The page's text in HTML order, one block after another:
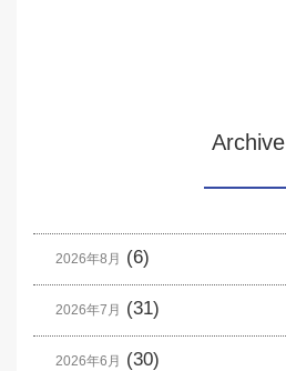
Archive
2026年8月 (6)
2026年7月 (31)
2026年6月 (30)